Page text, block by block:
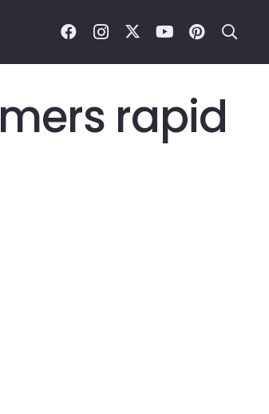
mers rapid